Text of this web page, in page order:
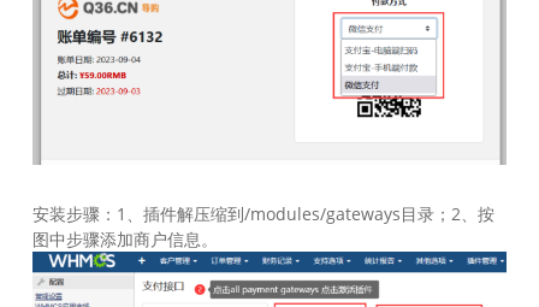
安装步骤：1、插件解压缩到/modules/gateways目录；2、按
图中步骤添加商户信息。